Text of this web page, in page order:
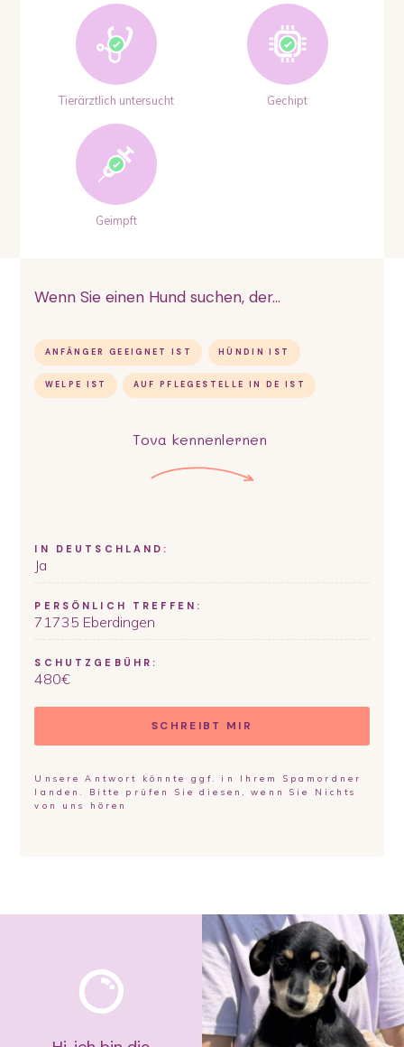
Tierärztlich untersucht Gechipt
Geimpft
Wenn Sie einen Hund suchen, der...
ANFÄNGER GEEIGNET IST HÜNDIN IST
WELPE IST AUF PFLEGESTELLE IN DE IST
Tova kennenlernen
IN DEUTSCHLAND:
Ja
PERSÖNLICH TREFFEN:
71735 Eberdingen
SCHUTZGEBÜHR:
480€
SCHREIBT MIR
Unsere Antwort könnte ggf. in Ihrem Spamordner
landen. Bitte prüfen Sie diesen, wenn Sie Nichts
von uns hören